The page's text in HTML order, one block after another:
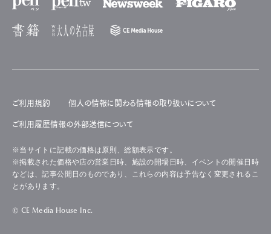
ご利用規約 個人の情報に関わる情報の取り扱いについて
ご利用履歴情報の外部送信について
※当サイトに記載の価格は原則、総額表示です。
※掲載された価格や店の営業日時、施設の開場日時、イベントの開催日時
などは、記事公開日のものであり、これらの内容は予告なく変更されるこ
とがあります。
© CE Media House Inc.